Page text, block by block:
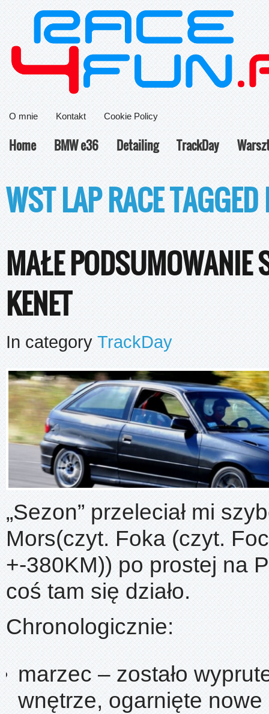
O mnie Kontakt Cookie Policy
Home BMW e36 Detailing TrackDay
WST LAP RACE
MAŁE PODSUMOWANIE
KENET
In category TrackDay
„Sezon” przeleciał mi
Mors(czyt. Foka (czyt.
+-380KM)) po prostej na
coś tam się działo.
Chronologicznie:
marzec – zostało
wnętrze, ogarnięte